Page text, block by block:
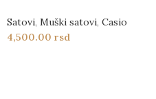
Satovi, Muški satovi, Casio
4,500.00 rsd